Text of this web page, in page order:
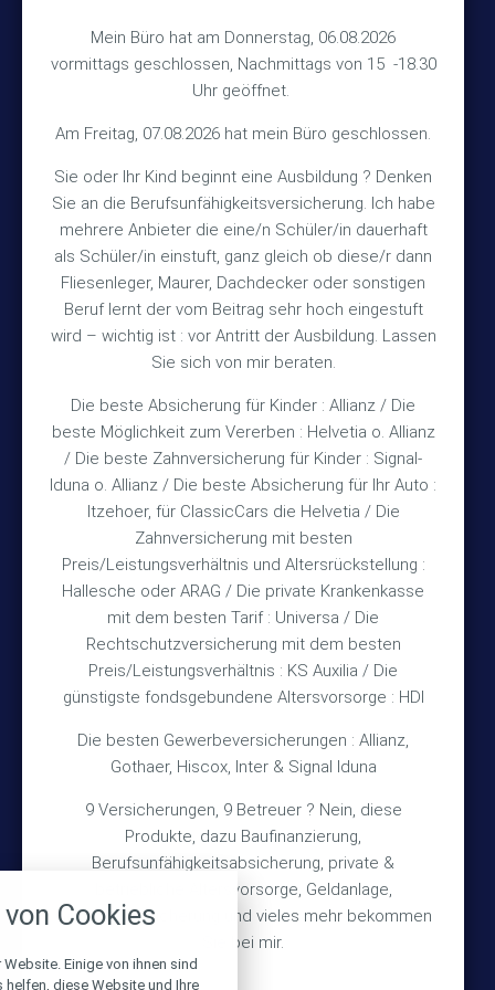
Mein Büro hat am Donnerstag, 06.08.2026
vormittags geschlossen, Nachmittags von 15 -18.30
Uhr geöffnet.
Am Freitag, 07.08.2026 hat mein Büro geschlossen.
Sie oder Ihr Kind beginnt eine Ausbildung ? Denken
Sie an die Berufsunfähigkeitsversicherung. Ich habe
mehrere Anbieter die eine/n Schüler/in dauerhaft
als Schüler/in einstuft, ganz gleich ob diese/r dann
Fliesenleger, Maurer, Dachdecker oder sonstigen
Beruf lernt der vom Beitrag sehr hoch eingestuft
wird – wichtig ist : vor Antritt der Ausbildung. Lassen
Sie sich von mir beraten.
Die beste Absicherung für Kinder : Allianz / Die
beste Möglichkeit zum Vererben : Helvetia o. Allianz
/ Die beste Zahnversicherung für Kinder : Signal-
Iduna o. Allianz / Die beste Absicherung für Ihr Auto :
Itzehoer, für ClassicCars die Helvetia / Die
Zahnversicherung mit besten
Preis/Leistungsverhältnis und Altersrückstellung :
Hallesche oder ARAG / Die private Krankenkasse
mit dem besten Tarif : Universa / Die
Rechtschutzversicherung mit dem besten
Preis/Leistungsverhältnis : KS Auxilia / Die
günstigste fondsgebundene Altersvorsorge : HDI
Die besten Gewerbeversicherungen : Allianz,
Gothaer, Hiscox, Inter & Signal Iduna
9 Versicherungen, 9 Betreuer ? Nein, diese
Produkte, dazu Baufinanzierung,
Berufsunfähigkeitsabsicherung, private &
betriebliche Altersvorsorge, Geldanlage,
Gebäudeversicherung und vieles mehr bekommen
Sie bei mir.
Hinterkampstr.1a
30890 Barsinghausen
Kontakt
TEL +49 (5105) 1811
FAX +49 (5105) 2720
MAIL vmh1a@web.de
Bürozeiten
Mo – Fr 10:15 – 12:00 Uhr
und nach Vereinbarung
Rechtliches
Impressum
Datenschutz
Erstinformation
Wichtiges
Über mich
Bedarfsermittlung
Schadensmeldung
© 2026 Versicherungsmakler Haberkamp GmbH
Cookies
Einige von ihnen sind
diese Website und Ihre
alle verwendeten Cookies und
zu blockieren.